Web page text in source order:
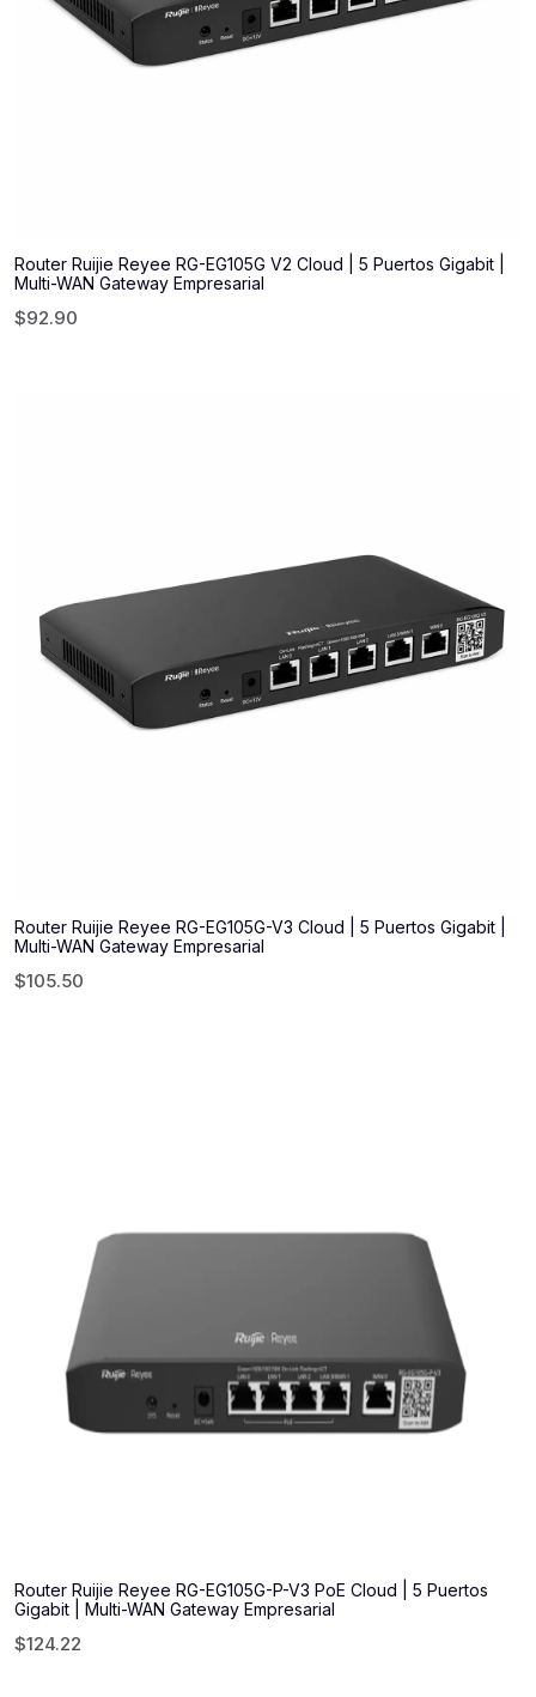
Router Ruijie Reyee RG-EG105G V2 Cloud | 5 Puertos Gigabit |
Multi-WAN Gateway Empresarial
$92.90
Router Ruijie Reyee RG-EG105G-V3 Cloud | 5 Puertos Gigabit |
Multi-WAN Gateway Empresarial
$105.50
Router Ruijie Reyee RG-EG105G-P-V3 PoE Cloud | 5 Puertos
Gigabit | Multi-WAN Gateway Empresarial
$124.22